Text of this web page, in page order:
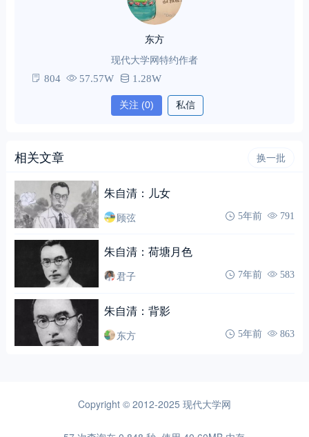
东方
现代大学网特约作者
804 57.57W 1.28W
关注 (0) 私信
相关文章 换一批
朱自清：儿女
顾弦 5年前 791
朱自清：荷塘月色
君子 7年前 583
朱自清：背影
东方 5年前 863
Copyright © 2012-2025 现代大学网